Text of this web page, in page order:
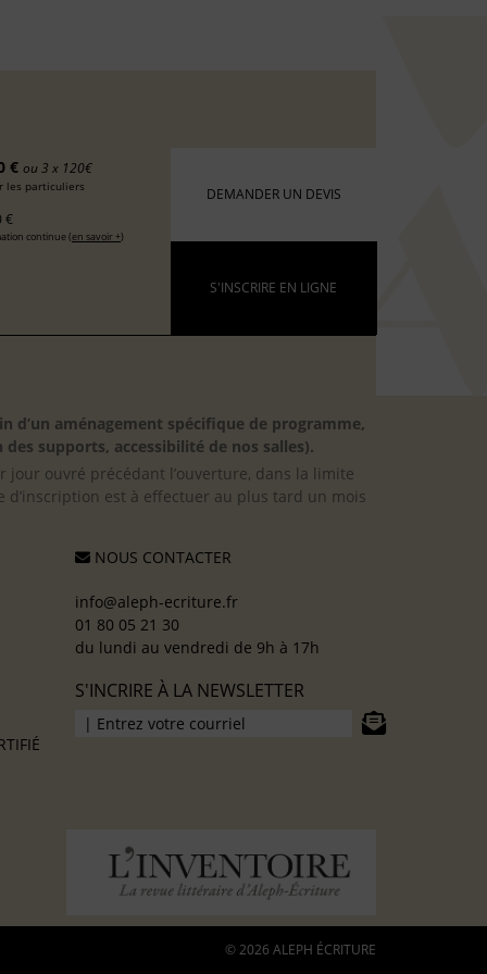
€ ou 3 x 120€
les particuliers
€
continue (en savoir +)
DEMANDER UN DEVIS
S'INSCRIRE EN LIGNE
d’un aménagement spécifique de programme,
supports, accessibilité de nos salles).
jour ouvré précédant l’ouverture, dans la limite
est à effectuer au plus tard un mois
NOUS CONTACTER
info@aleph-ecriture.fr
01 80 05 21 30
du lundi au vendredi de 9h à 17h
S'INCRIRE À LA NEWSLETTER
© 2026 ALEPH ÉCRITURE